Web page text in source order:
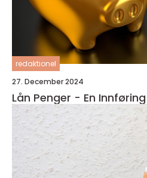
redaktionel
27. December 2024
Lån Penger - En